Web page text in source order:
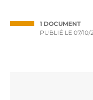
1 DOCUMENT
PUBLIÉ LE 07/10/